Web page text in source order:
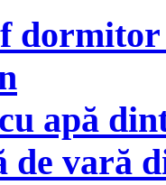
dormitor
apă
de vară